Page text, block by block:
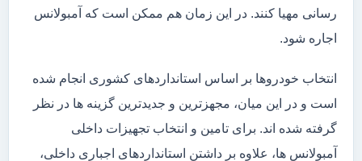
رسانی مهیا کنند. در این زمان هم ممکن است که آمبولانس
اجاره شود.
انتخاب خودروها بر اساس استانداردهای کشوری انجام شده
است و در این میان، مجهزترین و جدیدترین گزینه ها در نظر
گرفته شده اند. برای تامین و انتخاب تجهیزات داخلی
آمبولانس ها، علاوه بر داشتن استانداردهای اجباری داخلی،